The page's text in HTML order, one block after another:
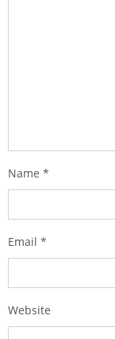
Name *
Email *
Website